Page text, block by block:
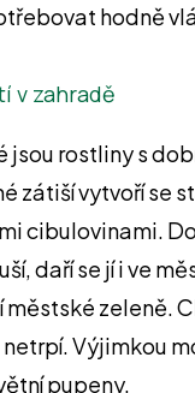
hodně
v zahradě
jsou rostliny s
zátiší vytvoří se
cibulovinami.
daří se jí i ve
zeleně.
Výjimkou
pupeny.